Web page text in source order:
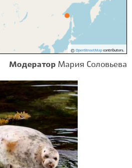
© OpenStreetMapcontributors.
Модератор Мария Соловьева